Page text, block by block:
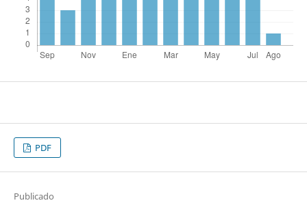
PDF
Publicado